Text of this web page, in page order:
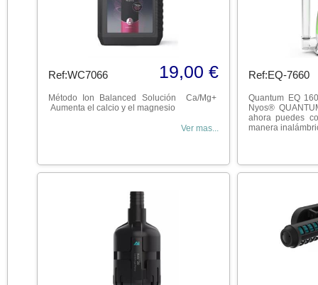
Ref:WC7066 19,00 €
Método Ion Balanced Solución Ca/Mg+
Aumenta el calcio y el magnesio
Ver mas...
Ref:EQ-7660
Quantum EQ
Nyos®
ahora puedes
manera